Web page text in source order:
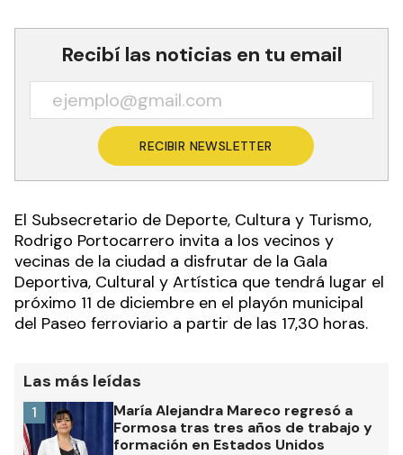
Recibí las noticias en tu email
RECIBIR NEWSLETTER
El Subsecretario de Deporte, Cultura y Turismo,
Rodrigo Portocarrero invita a los vecinos y
vecinas de la ciudad a disfrutar de la Gala
Deportiva, Cultural y Artística que tendrá lugar el
próximo 11 de diciembre en el playón municipal
del Paseo ferroviario a partir de las 17,30 horas.
Las más leídas
María Alejandra Mareco regresó a
Formosa tras tres años de trabajo y
formación en Estados Unidos
1